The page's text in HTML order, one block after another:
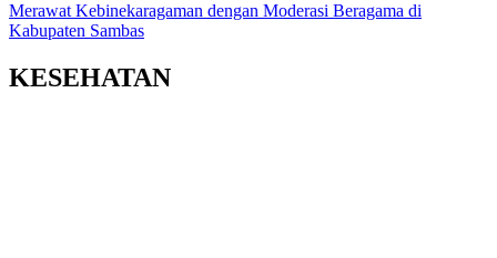
Merawat Kebinekaragaman dengan Moderasi Beragama di
Kabupaten Sambas
KESEHATAN